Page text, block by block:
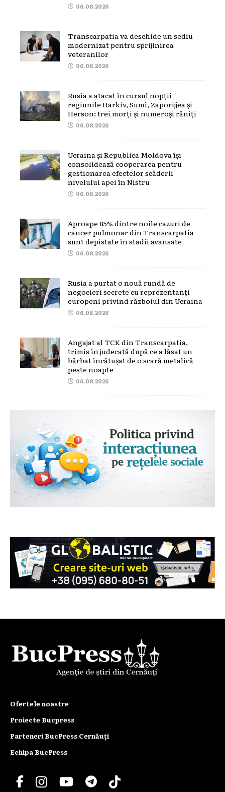
06.08.2026
Transcarpatia va deschide un sediu
modernizat pentru sprijinirea
veteranilor
06.08.2026
Rusia a atacat în cursul nopții
regiunile Harkiv, Sumî, Zaporijjea și
Herson: trei morți și numeroși răniți
06.08.2026
Ucraina și Republica Moldova își
consolidează cooperarea pentru
gestionarea efectelor scăderii
nivelului apei în Nistru
06.08.2026
Aproape 85% dintre noile cazuri de
cancer pulmonar din Transcarpatia
sunt depistate în stadii avansate
06.08.2026
Rusia a purtat o nouă rundă de
negocieri secrete cu reprezentanți
europeni privind războiul din Ucraina
06.08.2026
Angajat al TCK din Transcarpatia,
trimis în judecată după ce a lăsat un
bărbat încătușat de o scară metalică
peste noapte
06.08.2026
Ofertele noastre
Proiecte Bucpress
Parteneri BucPress Cernăuți
Echipa BucPress